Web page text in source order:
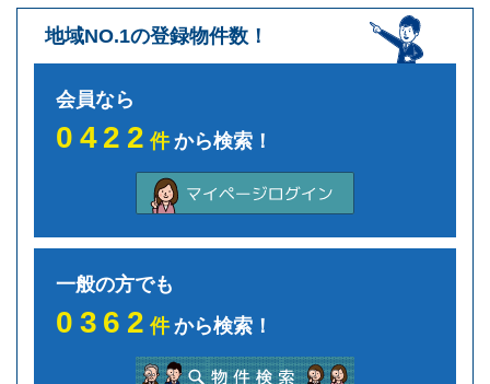
地域NO.1の登録物件数！
会員なら
0422件から検索！
一般の方でも
0362件から検索！